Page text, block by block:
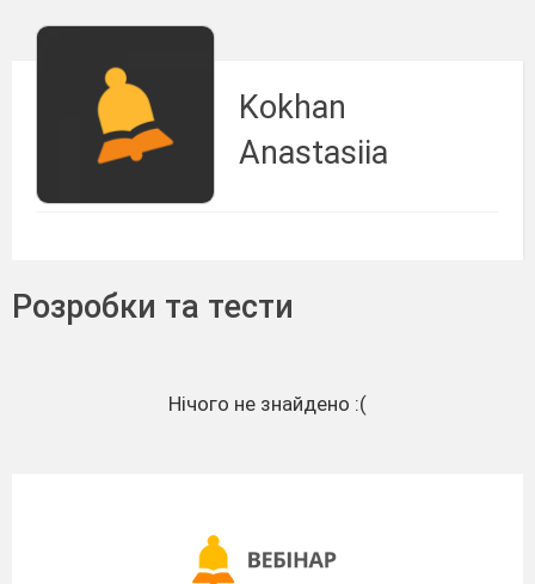
Kokhan
Anastasiia
Розробки та тести
Нічого не знайдено :(